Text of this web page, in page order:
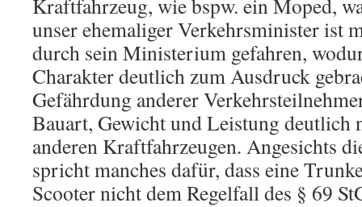
Kraftfahrzeug, wie bspw. ein Moped,
unser ehemaliger Verkehrsminister ist
durch sein Ministerium gefahren,
Charakter deutlich zum Ausdruck
Gefährdung anderer
Bauart, Gewicht und Leistung deutlich
anderen Kraftfahrzeugen. Angesichts
spricht manches dafür, dass eine
Scooter nicht dem Regelfall des § 69